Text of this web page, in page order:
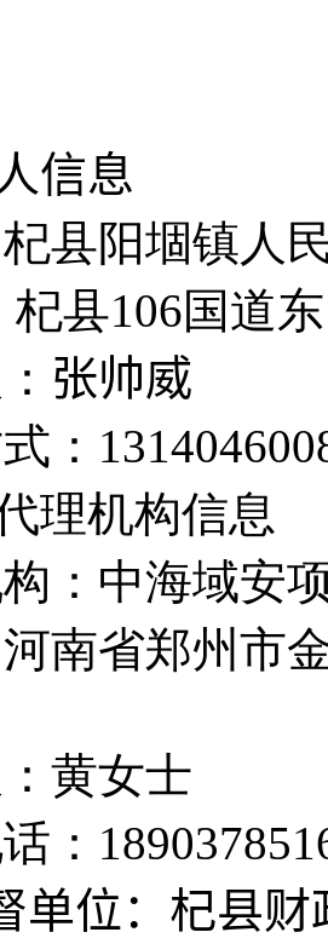
信息
县阳堌镇人
杞县106国道
张帅威
：
理机构信息
：中海域安
南省郑州市
黄女士
：
单位：杞县财